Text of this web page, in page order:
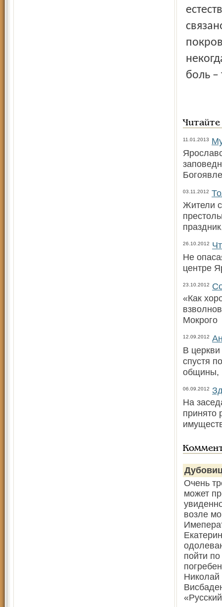
боль
11.01.2013
03.11.2012
Жители
26.10.2012
Не
центре
23.10.2012
«Как
Мокрого
12.09.2012
В
спустя
общины,
06.09.2012
На
принято
Очень
может
возле
пойти
Николай